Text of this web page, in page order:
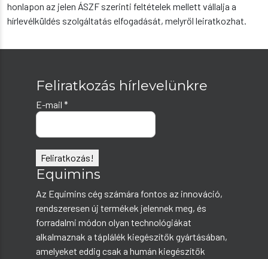
honlapon az jelen ÁSZF szerinti feltételek mellett vállalja a
hírlevélküldés szolgáltatás elfogadását, melyről leiratkozhat.
Feliratkozás hírlevelünkre
E-mail *
Equimins
Az Equimins cég számára fontos az innováció,
rendszeresen új termékek jelennek meg, és
forradalmi módon olyan technológiákat
alkalmaznak a táplálék kiegészítők gyártásában,
amelyeket eddig csak a humán kiegészítők